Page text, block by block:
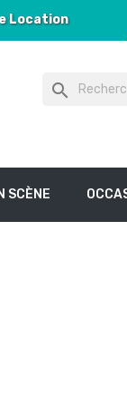
Location
search
SCÈNE